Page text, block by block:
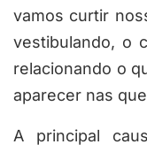
vamos curtir
vestibulando, o
relacionando o
aparecer nas
A principal